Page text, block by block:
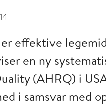
effektive
en ny
(AHRQ) i
i samsvar med